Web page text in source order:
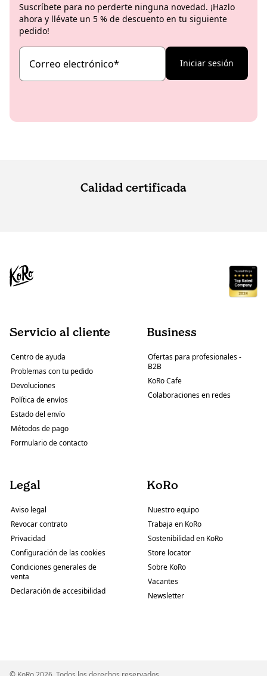
Suscríbete para no perderte ninguna novedad. ¡Hazlo
ahora y llévate un 5 % de descuento en tu siguiente
pedido!
Correo electrónico* Iniciar sesión
Calidad certificada
Servicio al cliente
Centro de ayuda
Problemas con tu pedido
Devoluciones
Política de envíos
Estado del envío
Métodos de pago
Formulario de contacto
Business
Ofertas para profesionales -
B2B
KoRo Cafe
Colaboraciones en redes
Legal
Aviso legal
Revocar contrato
Privacidad
Configuración de las cookies
Condiciones generales de
venta
Declaración de accesibilidad
KoRo
Nuestro equipo
Trabaja en KoRo
Sostenibilidad en KoRo
Store locator
Sobre KoRo
Vacantes
Newsletter